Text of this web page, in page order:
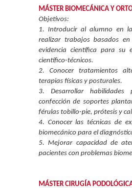
MÁSTER BIOMECÁNICA Y
Objetivos:
1. Introducir al alumno en
realizar trabajos basados
evidencia científica para su
científico-técnicos.
2. Conocer tratamientos
terapias físicas y posturales.
3. Desarrollar
confección de soportes
férulas tobillo-pie, prótesis y
4. Conocer las técnicas de
biomecánico para el
5. Mejorar capacidad de
pacientes con problemas
MÁSTER CIRUGÍA